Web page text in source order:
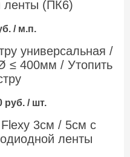
ленты (ПК6)
/ м.п.
универсальная /
≤ 400мм / Утопить
700/300/4000 руб. / шт.
3см / 5см с
ленты